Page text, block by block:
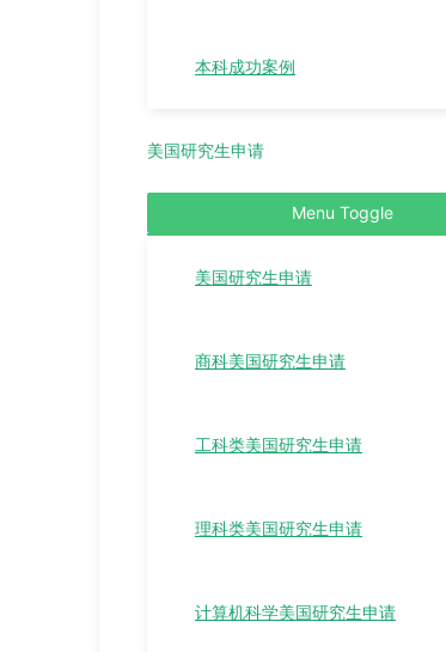
本科成功案例
美国研究生申请
Menu Toggle
美国研究生申请
商科美国研究生申请
工科类美国研究生申请
理科类美国研究生申请
计算机科学美国研究生申请